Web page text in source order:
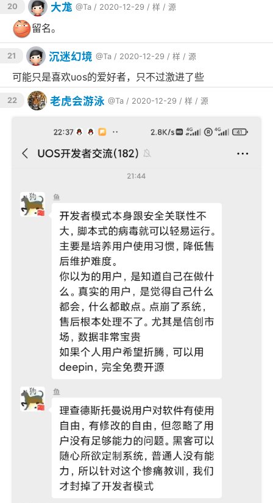
20 大尨 @Ta / 2020-12-29 / 样 / 源
留名。
21 沉迷幻境 @Ta / 2020-12-29 / 样 / 源
可能只是喜欢uos的爱好者，只不过激进了些
22 老虎会游泳 @Ta / 2020-12-29 / 样 / 源